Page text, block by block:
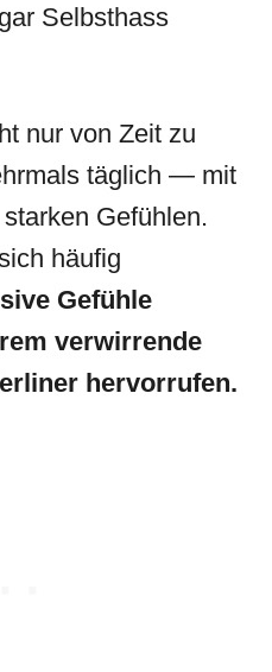
Selbsthass
nur von Zeit zu
täglich — mit
Gefühlen.
häufig
Gefühle
verwirrende
hervorrufen.